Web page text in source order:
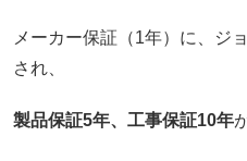
メーカー保証（1年）に、ジ
され、
製品保証5年、工事保証10年